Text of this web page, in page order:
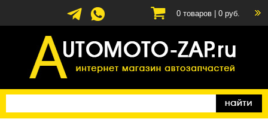
0 товаров | 0 руб.